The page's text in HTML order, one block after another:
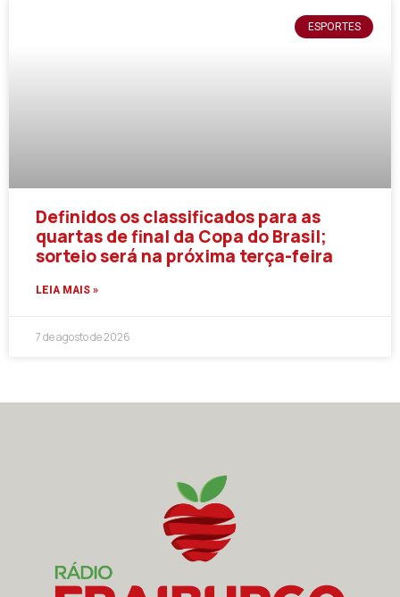
ESPORTES
Definidos os classificados para as
quartas de final da Copa do Brasil;
sorteio será na próxima terça-feira
LEIA MAIS »
7 de agosto de 2026